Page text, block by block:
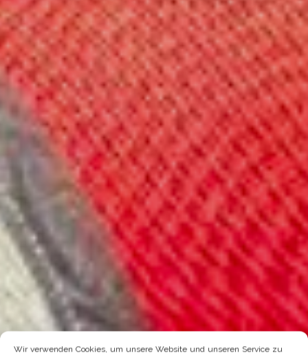
Wir verwenden Cookies, um unsere Website und unseren Service zu